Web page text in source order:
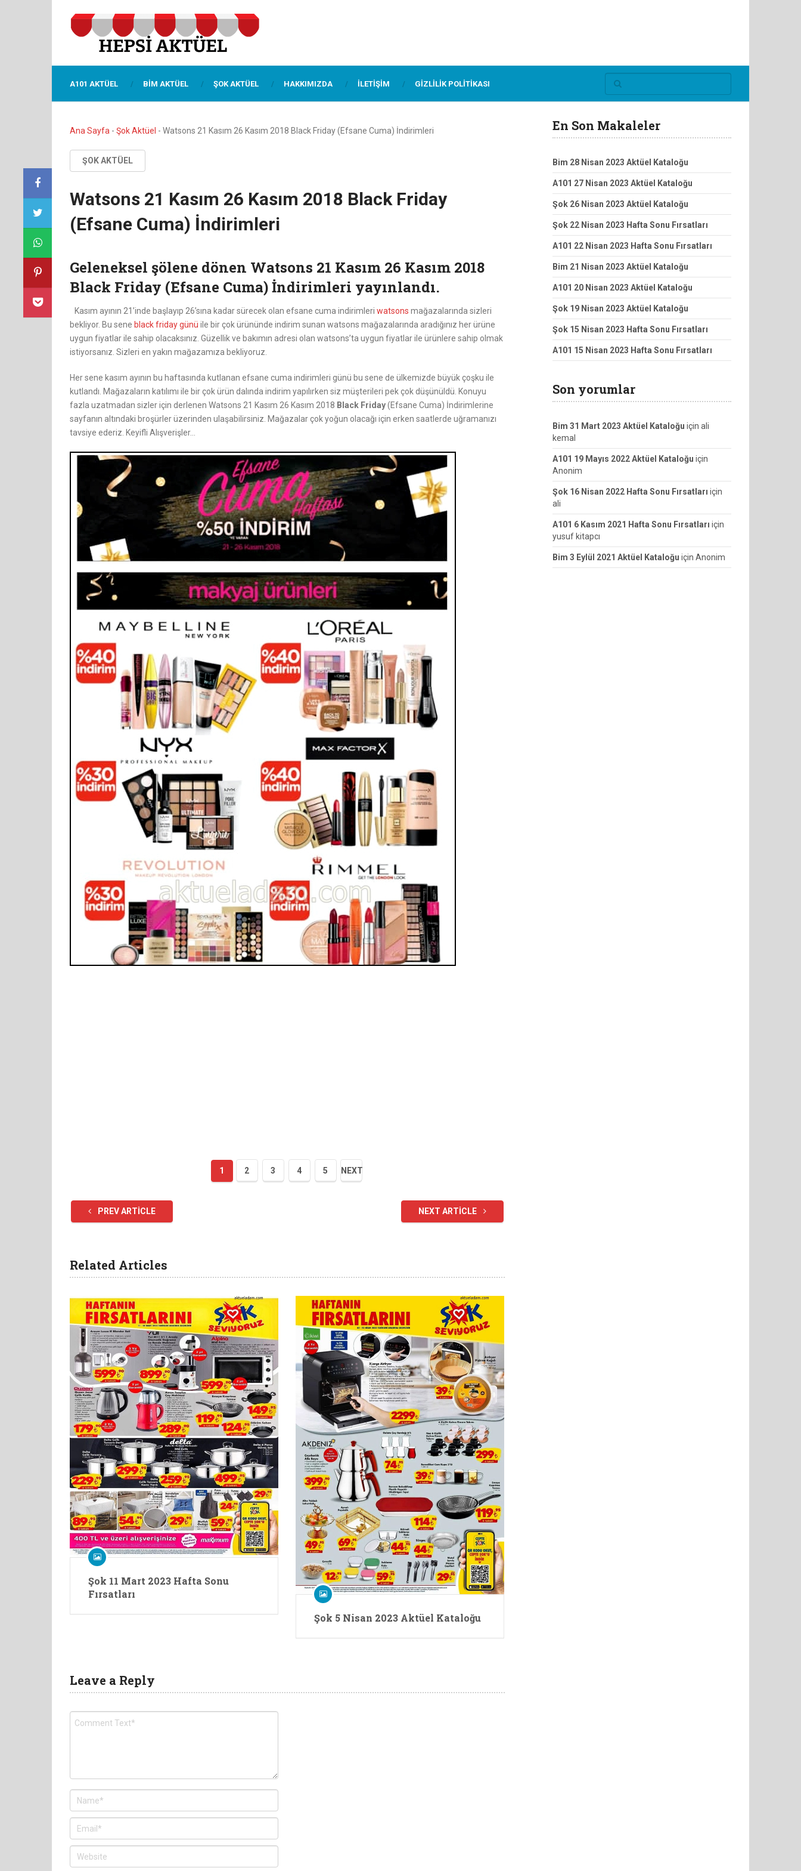
A101 AKTÜEL BIM AKTÜEL ŞOK AKTÜEL HAKKIMIZDA İLETIŞIM GIZLILIK POLITIKASI
Ana Sayfa - Şok Aktüel - Watsons 21 Kasım 26 Kasım 2018 Black Friday (Efsane Cuma) İndirimleri
ŞOK AKTÜEL
Watsons 21 Kasım 26 Kasım 2018 Black Friday
(Efsane Cuma) İndirimleri
Geleneksel şölene dönen Watsons 21 Kasım 26 Kasım 2018
Black Friday (Efsane Cuma) İndirimleri yayınlandı.
Kasım ayının 21’inde başlayıp 26’sına kadar sürecek olan efsane cuma indirimleri watsons mağazalarında sizleri
bekliyor. Bu sene black friday günü ile bir çok ürününde indirim sunan watsons mağazalarında aradığınız her ürüne
uygun fiyatlar ile sahip olacaksınız. Güzellik ve bakımın adresi olan watsons’ta uygun fiyatlar ile ürünlere sahip olmak
istiyorsanız. Sizleri en yakın mağazamıza bekliyoruz.
Her sene kasım ayının bu haftasında kutlanan efsane cuma indirimleri günü bu sene de ülkemizde büyük çoşku ile
kutlandı. Mağazaların katılımı ile bir çok ürün dalında indirim yapılırken siz müşterileri pek çok düşünüldü. Konuyu
fazla uzatmadan sizler için derlenen Watsons 21 Kasım 26 Kasım 2018 Black Friday(Efsane Cuma) İndirimlerine
sayfanın altındaki broşürler üzerinden ulaşabilirsiniz. Mağazalar çok yoğun olacağı için erken saatlerde uğramanızı
tavsiye ederiz. Keyifli Alışverişler…
1 2 3 4 5 NEXT
PREV ARTICLE NEXT ARTICLE
Related Articles
Şok 11 Mart 2023 Hafta Sonu
Fırsatları
Şok 5 Nisan 2023 Aktüel Kataloğu
Leave a Reply
En Son Makaleler
Bim 28 Nisan 2023 Aktüel Kataloğu
A101 27 Nisan 2023 Aktüel Kataloğu
Şok 26 Nisan 2023 Aktüel Kataloğu
Şok 22 Nisan 2023 Hafta Sonu Fırsatları
A101 22 Nisan 2023 Hafta Sonu Fırsatları
Bim 21 Nisan 2023 Aktüel Kataloğu
A101 20 Nisan 2023 Aktüel Kataloğu
Şok 19 Nisan 2023 Aktüel Kataloğu
Şok 15 Nisan 2023 Hafta Sonu Fırsatları
A101 15 Nisan 2023 Hafta Sonu Fırsatları
Son yorumlar
Bim 31 Mart 2023 Aktüel Kataloğu için ali
kemal
A101 19 Mayıs 2022 Aktüel Kataloğu için
Anonim
Şok 16 Nisan 2022 Hafta Sonu Fırsatları için
ali
A101 6 Kasım 2021 Hafta Sonu Fırsatları için
yusuf kitapcı
Bim 3 Eylül 2021 Aktüel Kataloğu için Anonim